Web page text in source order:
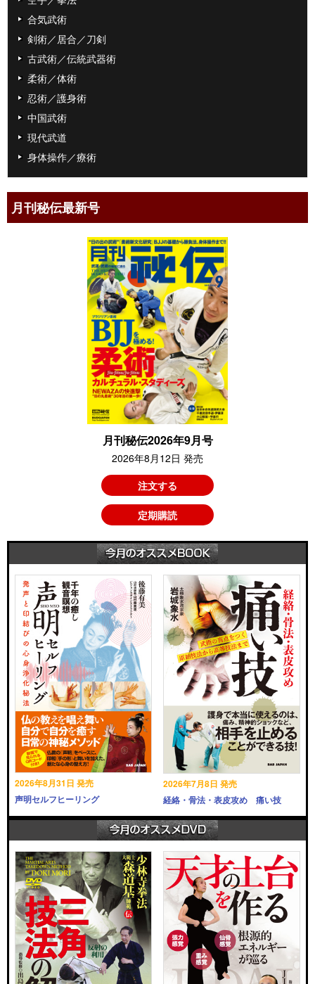
合気武術
剣術／居合／刀剣
古武術／伝統武器術
柔術／体術
忍術／護身術
中国武術
現代武道
身体操作／療術
月刊秘伝最新号
月刊秘伝2026年9月号
2026年8月12日 発売
注文する
定期購読
2026年8月31日 発売
声明セルフヒーリング
2026年7月8日 発売
経絡・骨法・表皮攻め 痛い技